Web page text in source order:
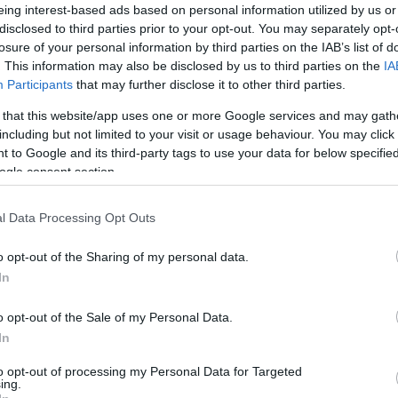
interest-based ads based on personal information utilized by us
to third parties prior to your opt-out. You may separately
of your personal information by third parties on the IAB’s list of
This information may also be disclosed by us to third parties on the
Participants that may further disclose it to other third parties.
that this website/app uses one or more Google services and may
but not limited to your visit or usage behaviour. You may
to Google and its third-party tags to use your data for below
consent section.
Data Processing Opt Outs
opt-out of the Sharing of my personal data.
opt-out of the Sale of my Personal Data.
opt-out of processing my Personal Data for Targeted
3/08/26 4/08/26